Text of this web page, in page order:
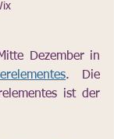
Dezember in
. Die
ist der